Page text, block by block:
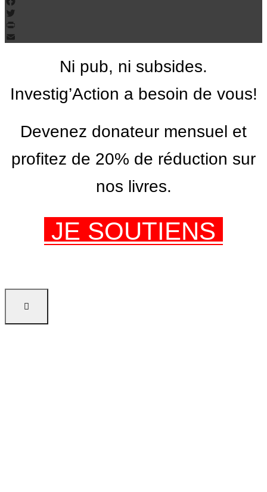
Facebook
Twitter
PrintFriendly
Ni pub, ni subsides.
Investig’Action a besoin de vous!
Devenez donateur mensuel et
profitez de 20% de réduction sur
nos livres.
JE SOUTIENS